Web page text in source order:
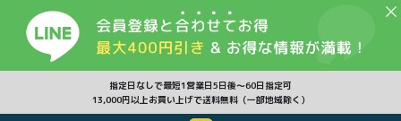
指定日なしで最短1営業日5日後〜60日指定可
13,000円以上お買い上げで送料無料（一部地域除く）
CLOSE